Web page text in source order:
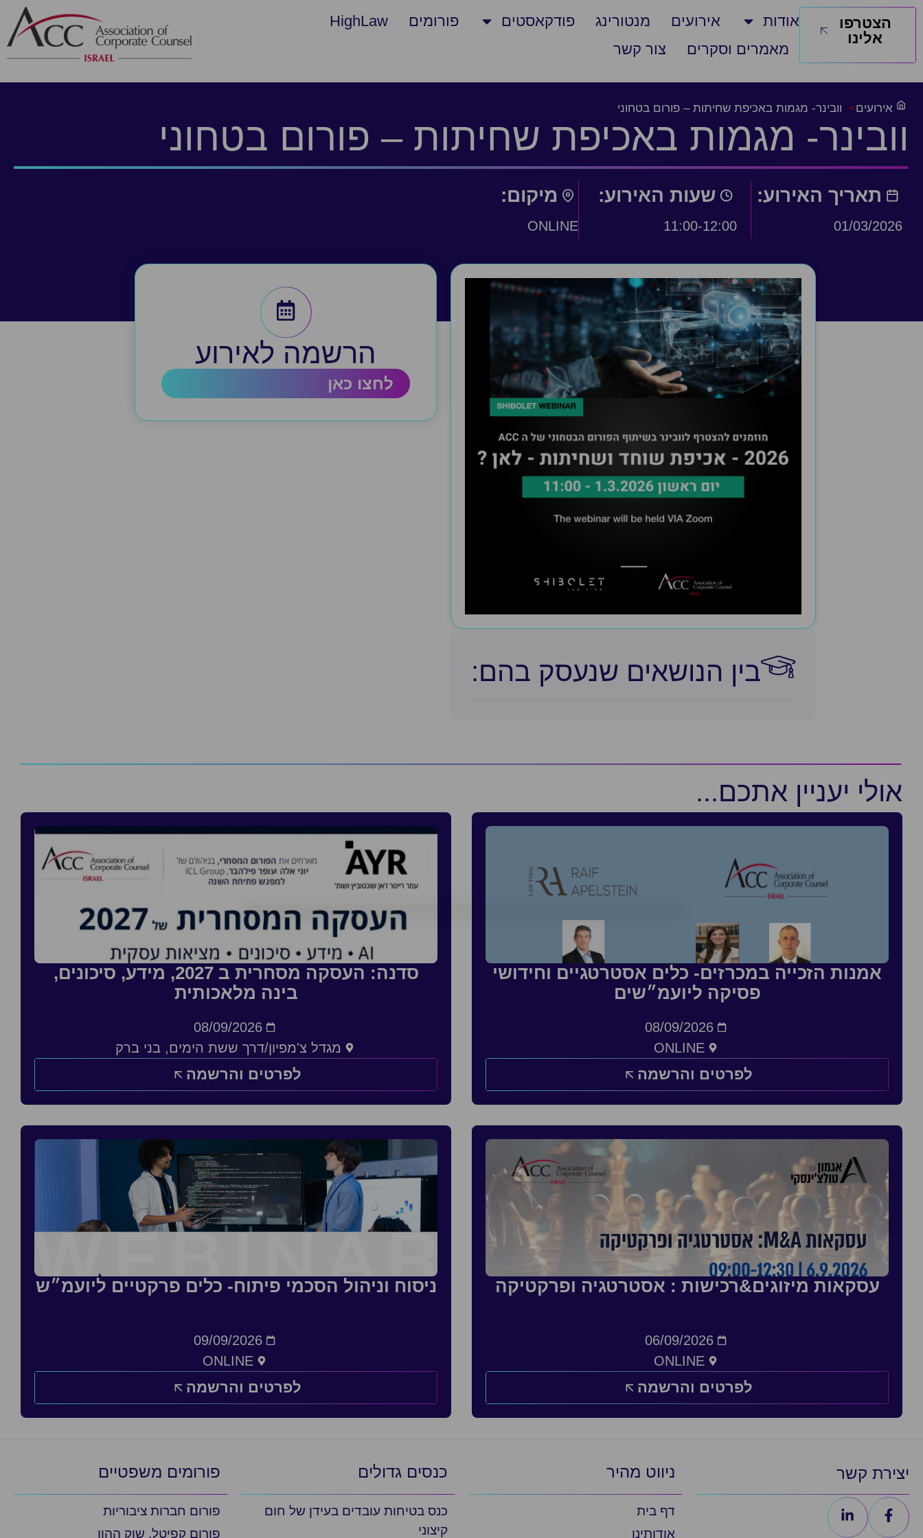
הצטרפו
אלינו
אודות אירועים מנטורינג פודקאסטים פורומים
HighLaw
מאמרים וסקרים
צור קשר
אירועים> וובינר- מגמות באכיפת שחיתות – פורום בטחוני
וובינר- מגמות באכיפת שחיתות – פורום בטחוני
תאריך האירוע:
01/03/2026
שעות האירוע:
11:00-12:00
מיקום:
ONLINE
בין הנושאים שנעסק בהם:​
הרשמה לאירוע
לחצו כאן
אולי יעניין אתכם...
אמנות הזכייה במכרזים- כלים אסטרטגיים וחידושי
פסיקה ליועמ״שים
08/09/2026
ONLINE
לפרטים והרשמה
סדנה: העסקה מסחרית ב 2027, מידע, סיכונים,
בינה מלאכותית
08/09/2026
מגדל צ'מפיון/דרך ששת הימים, בני ברק
לפרטים והרשמה
עסקאות מיזוגים&רכישות : אסטרטגיה ופרקטיקה
06/09/2026
ONLINE
לפרטים והרשמה
ניסוח וניהול הסכמי פיתוח- כלים פרקטיים ליועמ״ש
09/09/2026
ONLINE
לפרטים והרשמה
יצירת קשר ניווט מהיר
דף בית
אודותינו
כנסים גדולים
כנס בטיחות עובדים בעידן של חום
קיצוני
פורומים משפטיים
פורום חברות ציבוריות
פורום קפיטל, שוק ההון